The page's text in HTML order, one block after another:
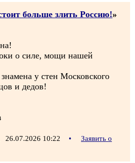
больше злить Россию!»
о силе, мощи нашей
у стен Московского
и дедов!
26.07.2026 10:22 •
Заявить о